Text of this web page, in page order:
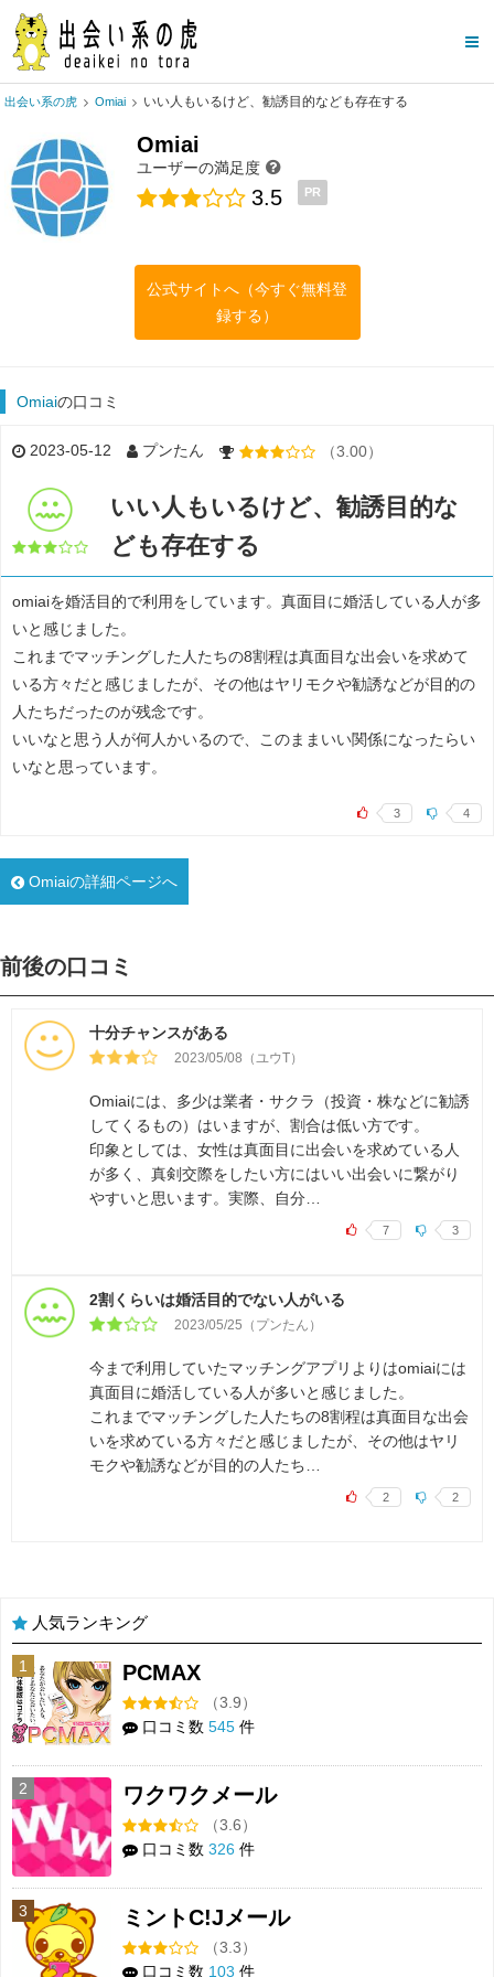
出会い系の虎 Omiai いい人もいるけど、勧誘目的なども存在する
Omiai
ユーザーの満足度
3.5 PR
公式サイトへ（今すぐ無料登
録する）
Omiaiの口コミ
2023-05-12 プンたん （3.00）
いい人もいるけど、勧誘目的な
ども存在する
omiaiを婚活目的で利用をしています。真面目に婚活している人が多
いと感じました。
これまでマッチングした人たちの8割程は真面目な出会いを求めて
いる方々だと感じましたが、その他はヤリモクや勧誘などが目的の
人たちだったのが残念です。
いいなと思う人が何人かいるので、このままいい関係になったらい
いなと思っています。
3 4
Omiaiの詳細ページへ
前後の口コミ
十分チャンスがある
2023/05/08（ユウT）
Omiaiには、多少は業者・サクラ（投資・株などに勧誘
してくるもの）はいますが、割合は低い方です。
印象としては、女性は真面目に出会いを求めている人
が多く、真剣交際をしたい方にはいい出会いに繋がり
やすいと思います。実際、自分…
7 3
2割くらいは婚活目的でない人がいる
2023/05/25（プンたん）
今まで利用していたマッチングアプリよりはomiaiには
真面目に婚活している人が多いと感じました。
これまでマッチングした人たちの8割程は真面目な出会
いを求めている方々だと感じましたが、その他はヤリ
モクや勧誘などが目的の人たち…
2 2
人気ランキング
1 PCMAX
（3.9）
口コミ数 545 件
2 ワクワクメール
（3.6）
口コミ数 326 件
3 ミントC!Jメール
（3.3）
口コミ数 103 件